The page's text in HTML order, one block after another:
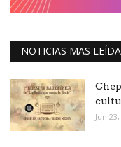
NOTICIAS MAS
Jun